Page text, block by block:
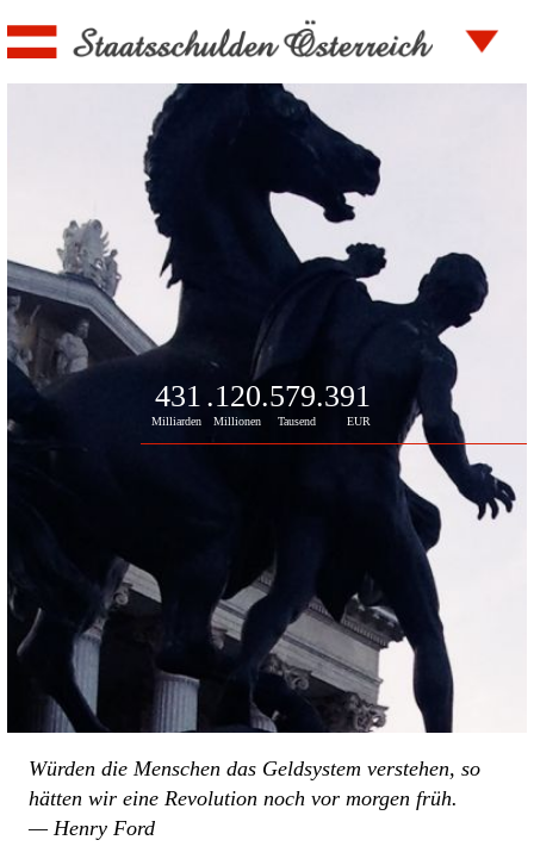
.080
EUR
.580
Tausend
.120
Millionen
431
Milliarden
Würden die Menschen das Geldsystem verstehen, so
hätten wir eine Revolution noch vor morgen früh.
— Henry Ford